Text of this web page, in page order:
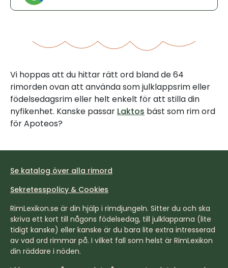
Vi hoppas att du hittar rätt ord bland de 64
rimorden ovan att använda som julklappsrim eller
födelsedagsrim eller helt enkelt för att stilla din
nyfikenhet. Kanske passar Laktos bäst som rim ord
för Apoteos?
Se katalog över alla rimord
Sekretesspolicy & Cookies
RimLexikon.se är din hjälp i rimdjungeln. Sitter du och ska
skriva ett kort till någons födelsedag, till julklapparna (lite
tidigt kanske) eller kanske är du bara lite extra intresserad
av vad ord rimmar på. I vilket fall som helst är RimLexikon
din räddare i nöden.